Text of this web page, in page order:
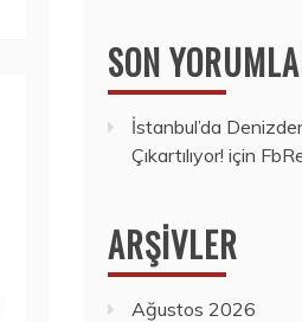
SON
İstanbul’da
Çıkartılıyor! için
ARŞIVLER
Ağustos 2026